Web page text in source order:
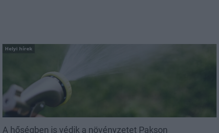
Helyi hírek
A hőségben is védik a növényzetet Pakson